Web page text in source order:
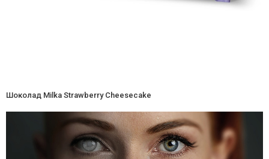
Шоколад Milka Strawberry Cheesecake